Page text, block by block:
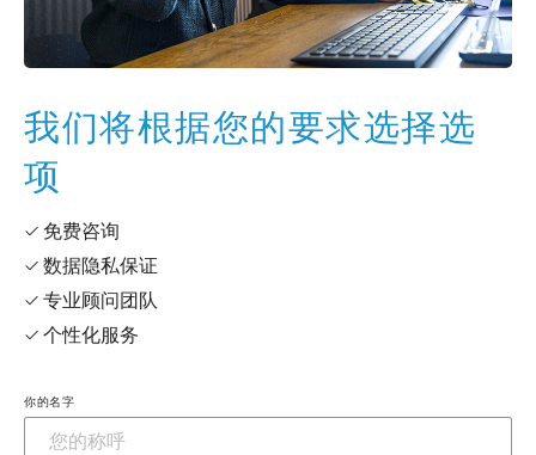
我们将根据您的要求选择选
项
✓ 免费咨询
✓ 数据隐私保证
✓ 专业顾问团队
✓ 个性化服务
你的名字